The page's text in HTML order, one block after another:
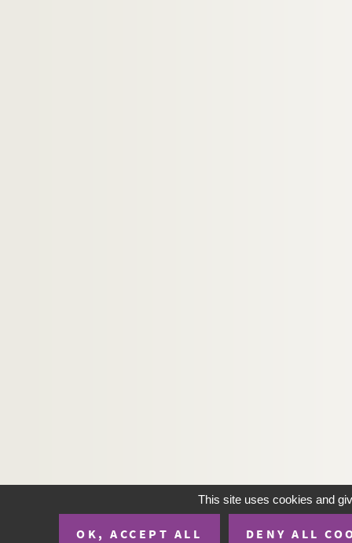
This site uses cookies and
OK, ACCEPT ALL DENY ALL